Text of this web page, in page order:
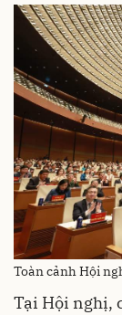
Toàn cảnh Hội
Tại Hội nghị,